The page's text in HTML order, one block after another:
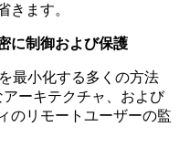
きます。
に制御および保護
最小化する多くの方法
ーキテクチャ、および
のリモートユーザーの監